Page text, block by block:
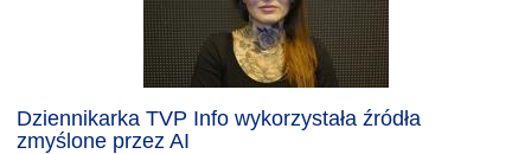
Dziennikarka TVP Info wykorzystała źródła
zmyślone przez AI